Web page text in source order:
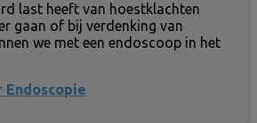
last heeft van hoestklachten
gaan of bij verdenking van
we met een endoscoop in het
Endoscopie